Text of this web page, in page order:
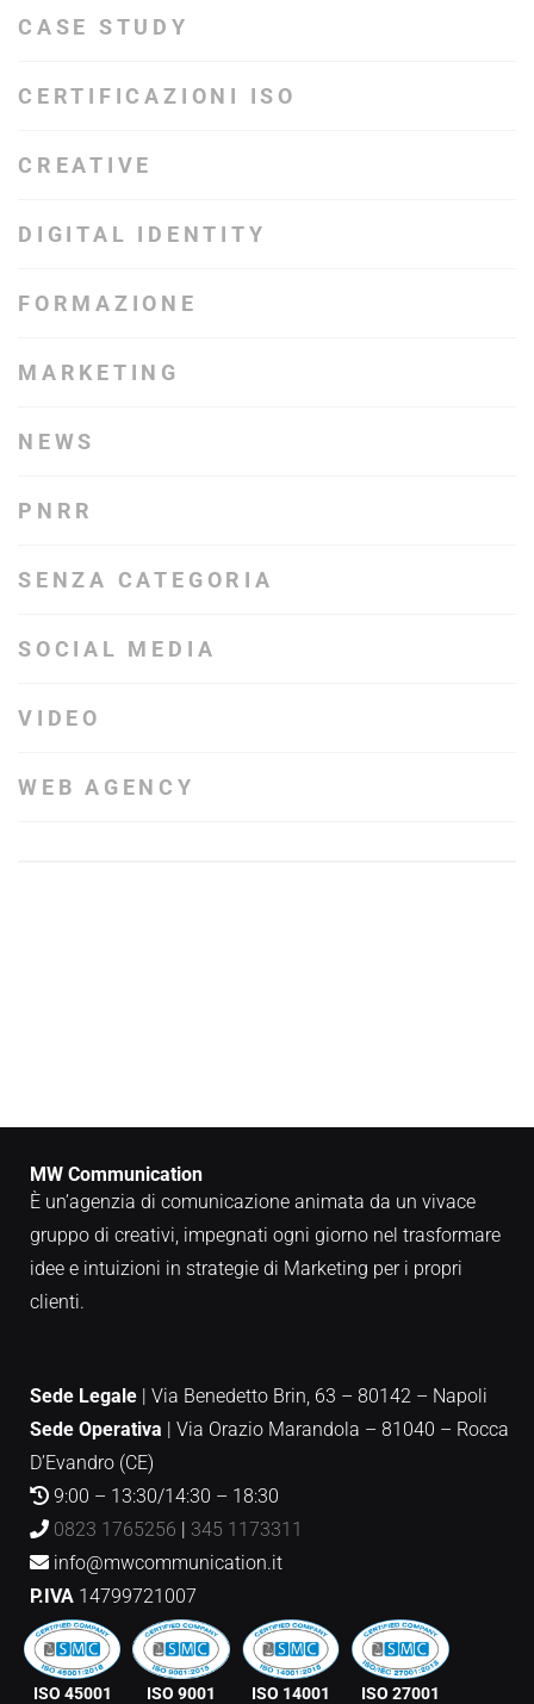
CASE STUDY
CERTIFICAZIONI ISO
CREATIVE
DIGITAL IDENTITY
FORMAZIONE
MARKETING
NEWS
PNRR
SENZA CATEGORIA
SOCIAL MEDIA
VIDEO
WEB AGENCY
MW Communication
È un’agenzia di comunicazione animata da un vivace
gruppo di creativi, impegnati ogni giorno nel trasformare
idee e intuizioni in strategie di Marketing per i propri
clienti.
Sede Legale | Via Benedetto Brin, 63 – 80142 – Napoli
Sede Operativa
Via Orazio Marandola – 81040 – Rocca
D’Evandro (CE)
9:00 – 13:30/14:30 – 18:30
0823 1765256
345 1173311
info@mwcommunication.it
P.IVA 14799721007
ISO 45001 ISO 9001 ISO 14001 ISO 27001